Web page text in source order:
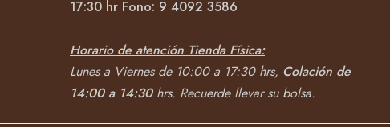
17:30 hr Fono: 9 4092 3586
Horario de atención Tienda Física:
Lunes a Viernes de 10:00 a 17:30 hrs, Colación de
14:00 a 14:30hrs. Recuerde llevar su bolsa.